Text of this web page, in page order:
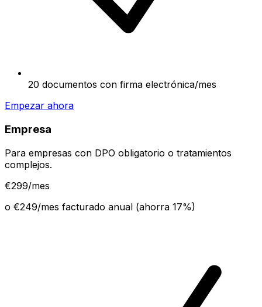
20 documentos con firma electrónica/mes
Empezar ahora
Empresa
Para empresas con DPO obligatorio o tratamientos
complejos.
€299/mes
o €249/mes facturado anual (ahorra 17%)